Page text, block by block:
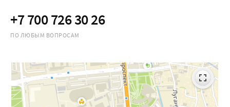
+7 700 726 30 26
ПО ЛЮБЫМ ВОПРОСАМ